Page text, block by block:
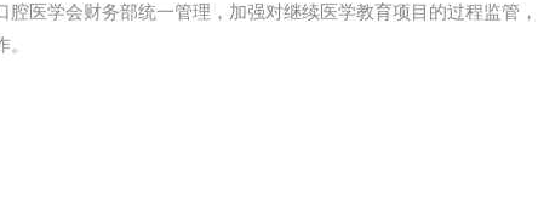
医学会财务部统一管理，加强对继续医学教育项目的过程监管，